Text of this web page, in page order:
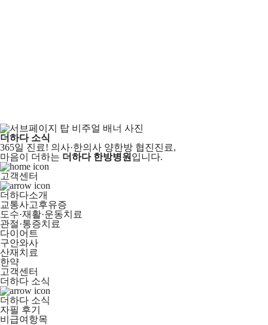
더하다 소식
365일 진료! 의사·한의사 양한방 협진진료,
마음이 더하는 더하다 한방병원 입니다.
고객센터
더하다소개
교통사고후유증
도수·재활·운동치료
관절·통증치료
다이어트
구안와사
산재치료
한약
고객센터
더하다 소식
더하다 소식
자필 후기
비급여항목